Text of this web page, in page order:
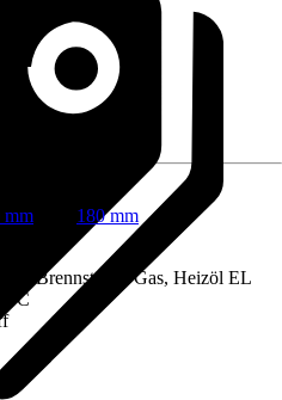
mm
180 mm
Feste Brennstoffe, Gas, Heizöl EL
°C